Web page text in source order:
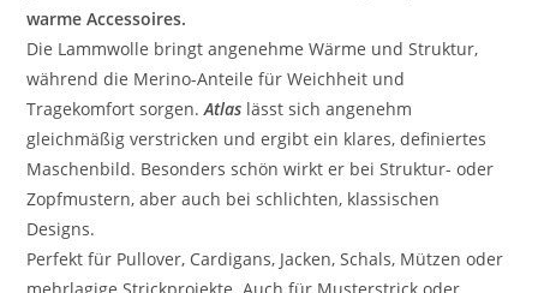
warme Accessoires.
Die Lammwolle bringt angenehme Wärme und Struktur,
während die Merino-Anteile für Weichheit und
Tragekomfort sorgen.Atlas lässt sich angenehm
gleichmäßig verstricken und ergibt ein klares, definiertes
Maschenbild. Besonders schön wirkt er bei Struktur- oder
Zopfmustern, aber auch bei schlichten, klassischen
Designs.
Perfekt für Pullover, Cardigans, Jacken, Schals, Mützen oder